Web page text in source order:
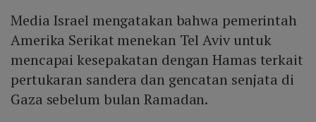
Media Israel mengatakan bahwa pemerintah
Amerika Serikat menekan Tel Aviv untuk
mencapai kesepakatan dengan Hamas terkait
pertukaran sandera dan gencatan senjata di
Gaza sebelum bulan Ramadan.